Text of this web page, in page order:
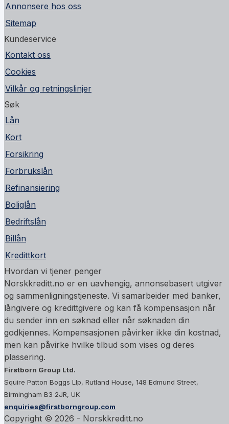
Annonsere hos oss
Sitemap
Kundeservice
Kontakt oss
Cookies
Vilkår og retningslinjer
Søk
Lån
Kort
Forsikring
Forbrukslån
Refinansiering
Boliglån
Bedriftslån
Billån
Kredittkort
Hvordan vi tjener penger
Norskkreditt.no er en uavhengig, annonsebasert utgiver
og sammenligningstjeneste. Vi samarbeider med banker,
långivere og kredittgivere og kan få kompensasjon når
du sender inn en søknad eller når søknaden din
godkjennes. Kompensasjonen påvirker ikke din kostnad,
men kan påvirke hvilke tilbud som vises og deres
plassering.
Firstborn Group Ltd.
Squire Patton Boggs Llp, Rutland House, 148 Edmund Street,
Birmingham B3 2JR, UK
enquiries@firstborngroup.com
Copyright © 2026 - Norskkreditt.no